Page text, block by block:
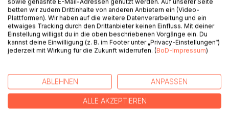
BESCHREIBUNG
Das Buch enthält die Beiträge der Fachtagungen 2008 und
sowie gehashte E-Mail-Adressen genutzt werden. Auf unserer Seite
betten wir zudem Drittinhalte von anderen Anbietern ein (Video-
Plattformen). Wir haben auf die weitere Datenverarbeitung und ein
etwaiges Tracking durch den Drittanbieter keinen Einfluss. Mit deiner
Einstellung willigst du in die oben beschriebenen Vorgänge ein. Du
kannst deine Einwilligung (z. B. im Footer unter „Privacy-Einstellungen“)
jederzeit mit Wirkung für die Zukunft widerrufen. (BoD-Impressum)
ABLEHNEN ANPASSEN
ALLE AKZEPTIEREN